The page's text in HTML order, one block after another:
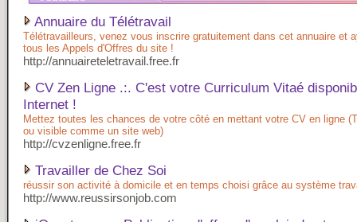
Annuaire du Télétravail
Télétravailleurs, venez vous inscrire gratuitement dans cet annuaire et
tous les Appels d'Offres du site !
http://annuaireteletravail.free.fr
CV Zen Ligne .:. C'est votre Curriculum Vitaé
Internet !
Mettez toutes les chances de votre côté en mettant votre CV en ligne
ou visible comme un site web)
http://cvzenligne.free.fr
Travailler de Chez Soi
réussir son activité à domicile et en temps choisi grâce au système
http://www.reussirsonjob.com